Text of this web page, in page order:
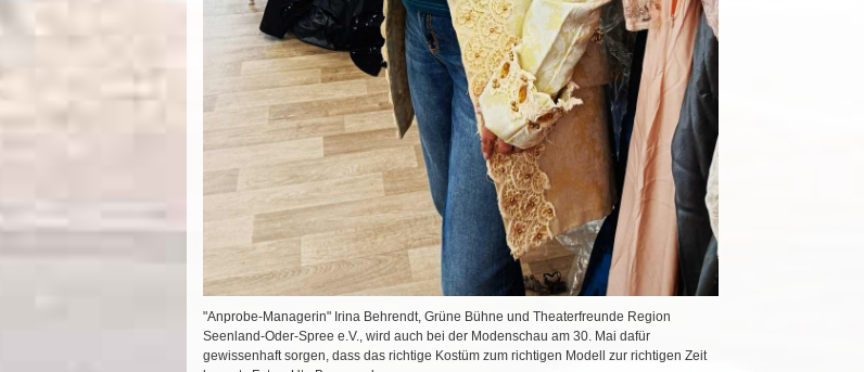
"Anprobe-Managerin" Irina Behrendt, Grüne Bühne und Theaterfreunde Region
Seenland-Oder-Spree e.V., wird auch bei der Modenschau am 30. Mai dafür
gewissenhaft sorgen, dass das richtige Kostüm zum richtigen Modell zur richtigen Zeit